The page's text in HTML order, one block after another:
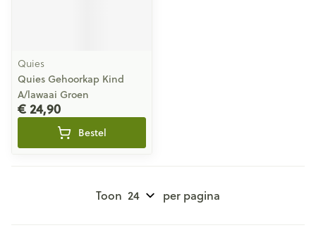
Quies
Quies Gehoorkap Kind
A/lawaai Groen
€ 24,90
Bestel
Toon per pagina